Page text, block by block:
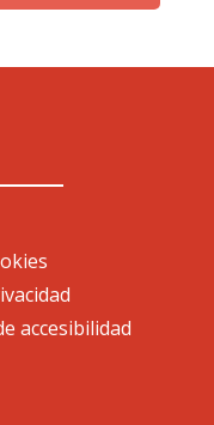
accesibilidad